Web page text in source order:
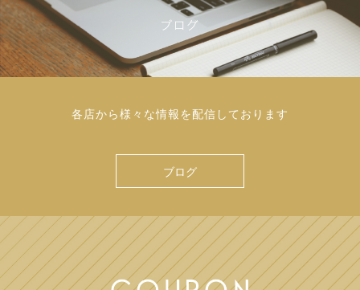
各店から様々な情報を配信しております
ブログ